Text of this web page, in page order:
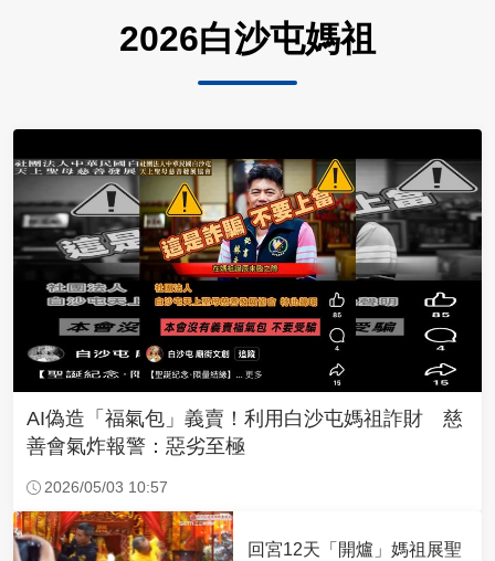
2026白沙屯媽祖
AI偽造「福氣包」義賣！利用白沙屯媽祖詐財 慈
善會氣炸報警：惡劣至極
2026/05/03 10:57
回宮12天「開爐」媽祖展聖